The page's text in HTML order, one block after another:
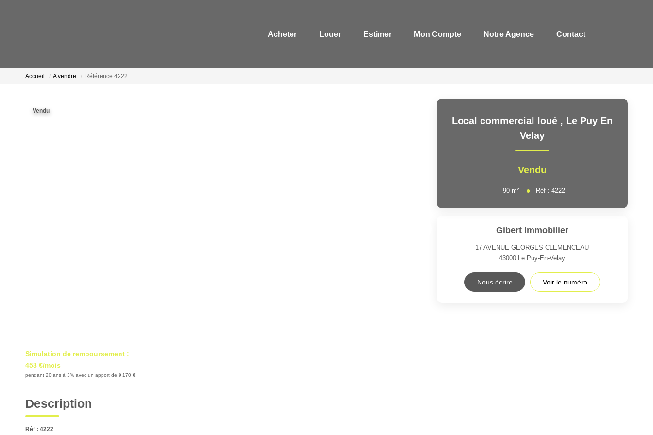
Acheter Louer Estimer Mon Compte Notre Agence Contact
Accueil A vendre Référence 4222
Vendu
Simulation de remboursement :
458 €/mois
pendant 20 ans à 3% avec un apport de 9 170 €
Description
Réf : 4222
Local commercial loué , Le Puy En
Velay
Vendu
90 m² Réf :4222
Gibert Immobilier
17 AVENUE GEORGES CLEMENCEAU
43000 Le Puy-En-Velay
Nous écrire Voir le numéro